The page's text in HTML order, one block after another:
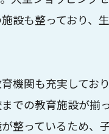
設も整っており、
機関も充実してお
での教育施設が揃
整っているため、